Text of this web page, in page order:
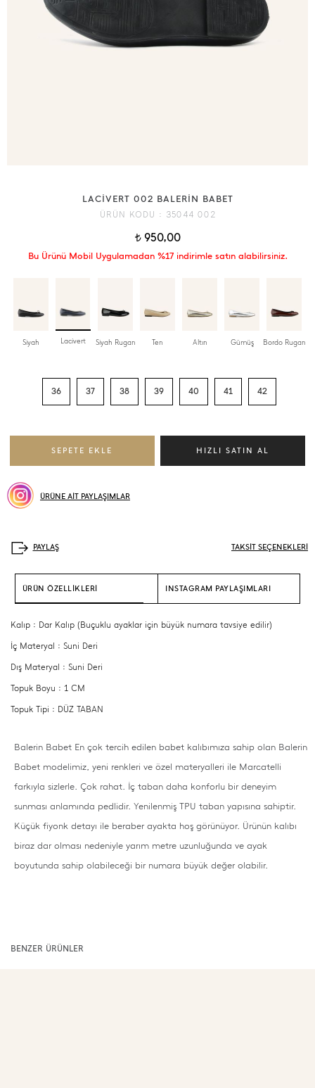
LACİVERT 002 BALERİN BABET
ÜRÜN KODU : 35044 002
t950,00
Bu Ürünü Mobil Uygulamadan %17 indirimle satın alabilirsiniz.
Siyah Lacivert Siyah Rugan Ten Altın Gümüş Bordo Rugan
36 37 38 39 40 41 42
ÜRÜNE AİT PAYLAŞIMLAR
TAKSİT SEÇENEKLERİ
ÜRÜN ÖZELLİKLERİ INSTAGRAM PAYLAŞIMLARI
Kalıp : Dar Kalıp (Buçuklu ayaklar için büyük numara tavsiye edilir)
İç Materyal : Suni Deri
Dış Materyal : Suni Deri
Topuk Boyu : 1 CM
Topuk Tipi : DÜZ TABAN
Balerin Babet En çok tercih edilen babet kalıbımıza sahip olan Balerin
Babet modelimiz, yeni renkleri ve özel materyalleri ile Marcatelli
farkıyla sizlerle. Çok rahat. İç taban daha konforlu bir deneyim
sunması anlamında pedlidir. Yenilenmiş TPU taban yapısına sahiptir.
Küçük fiyonk detayı ile beraber ayakta hoş görünüyor. Ürünün kalıbı
biraz dar olması nedeniyle yarım metre uzunluğunda ve ayak
boyutunda sahip olabileceği bir numara büyük değer olabilir.
BENZER ÜRÜNLER